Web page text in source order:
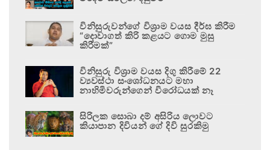
විනිසුරුවන්ගේ විශ්‍රාම වයස දීර්ඝ කිරීම
“දොවාගත් කිරි කළයට ගොම මුසු
කිරීමක්”
විනිසුරු විශ්‍රාම වයස දිගු කිරීමේ 22
ව්‍යවස්ථා සංශෝධනයට මහා
නාහිමිවරුන්ගෙන් විරෝධයක් නෑ
සිරිලක සොබා දම් අසිරිය ලොවට
කියාපාන දිවියන් ගේ දිවි සුරකිමු